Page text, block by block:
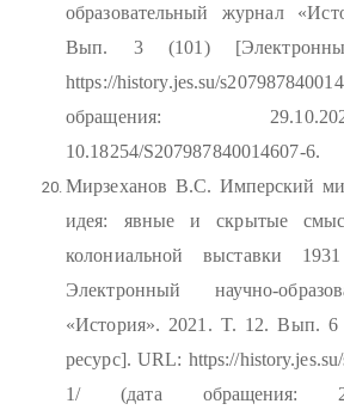
образовательный журнал
Вып. 3 (101)
https://history.jes.su/
обращения:
10.18254/S207987840014607-6.
Мирзеханов В.С. Имперский
идея: явные и скрытые
колониальной выставки
Электронный научно-
«История». 2021. T. 12. Вып. 6
ресурс]. URL: https://
1/ (дата обращения: